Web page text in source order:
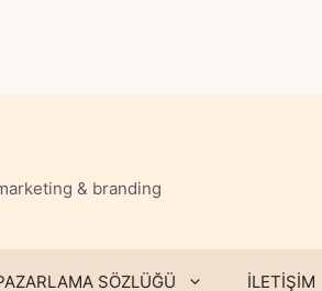
& branding
SÖZLÜĞÜ İLETİŞİM